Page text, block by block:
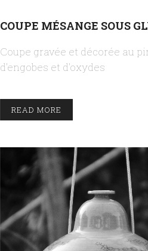
COUPE MÉSANGE SOUS
Coupe gravée et décorée au
d'engobes et d'oxydes
READ MORE